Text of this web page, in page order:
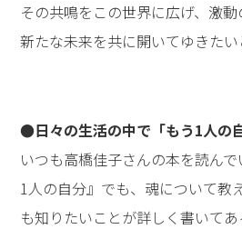
その共鳴をこの世界に広げ、激
新たな未来を共に開いてゆきたい
●日々の生活の中で「もう1人の
いつも高橋佳子さんの本を読ん
1人の自分』でも、魂について教
も知りたいことが詳しく書いて